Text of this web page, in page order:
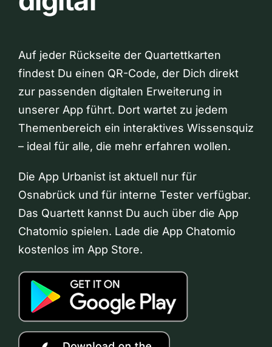
Auf jeder Rückseite der Quartettkarten
findest Du einen QR-Code, der Dich direkt
zur passenden digitalen Erweiterung in
unserer App führt. Dort wartet zu jedem
Themenbereich ein interaktives Wissensquiz
– ideal für alle, die mehr erfahren wollen.
Die App Urbanist ist aktuell nur für
Osnabrück und für interne Tester verfügbar.
Das Quartett kannst Du auch über die App
Chatomio spielen. Lade die App Chatomio
kostenlos im App Store.